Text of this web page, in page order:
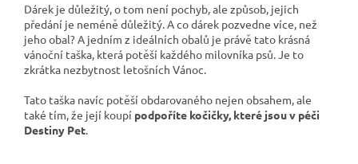
Dárek je důležitý, o tom není pochyb, ale způsob, jejich
předání je neméně důležitý. A co dárek pozvedne více, než
jeho obal? A jedním z ideálních obalů je právě tato krásná
vánoční taška, která potěší každého milovníka psů. Je to
zkrátka nezbytnost letošních Vánoc.
Tato taška navíc potěší obdarovaného nejen obsahem, ale
také tím, že její koupí podpoříte kočičky, které jsou v péči
Destiny Pet.